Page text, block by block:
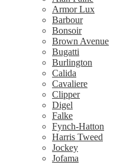
Armor Lux
Barbour
Bonsoir
Brown Avenue
Bugatti
Burlington
Calida
Cavaliere
Clipper
Digel
Falke
Fynch-Hatton
Harris Tweed
Jockey
Jofama